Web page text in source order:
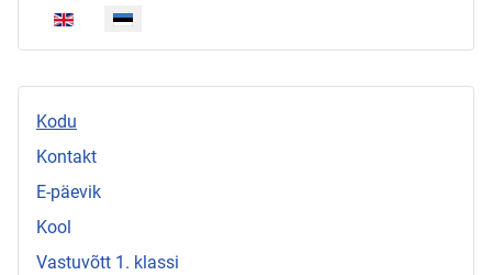
Kodu
Kontakt
E-päevik
Kool
Vastuvõtt 1. klassi
Vali keel